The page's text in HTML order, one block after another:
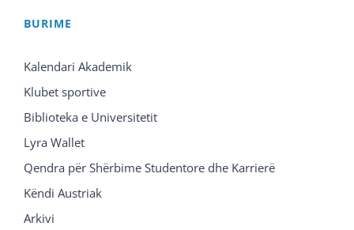
BURIME
Kalendari Akademik
Klubet sportive
Biblioteka e Universitetit
Lyra Wallet
Qendra për Shërbime Studentore dhe Karrierë
Këndi Austriak
Arkivi